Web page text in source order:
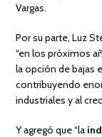
Vargas.
Por su parte, Luz
“en los próximos
la opción de bajas
contribuyendo
industriales y al
Y agregó que “la